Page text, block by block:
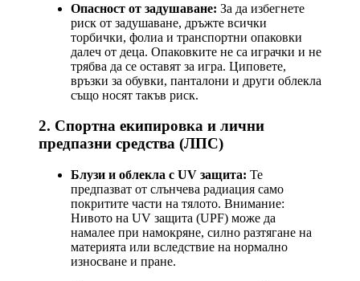
Опасност от задушаване: За да избегнете
риск от задушаване, дръжте всички
торбички, фолиа и транспортни опаковки
далеч от деца. Опаковките не са играчки и не
трябва да се оставят за игра. Циповете,
връзки за обувки, панталони и други облекла
също носят такъв риск.
2. Спортна екипировка и лични
предпазни средства (ЛПС)
Блузи и облекла с UV защита: Те
предпазват от слънчева радиация само
покритите части на тялото. Внимание:
Нивото на UV защита (UPF) може да
намалее при намокряне, силно разтягане на
материята или вследствие на нормално
износване и пране.